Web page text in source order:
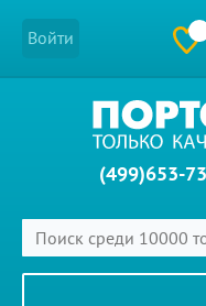
Войти
(499)653-